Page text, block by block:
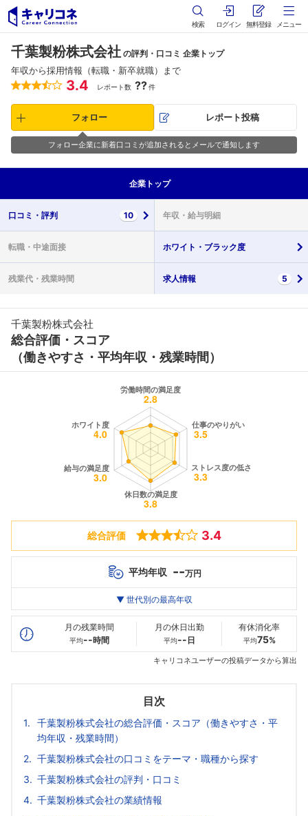
検索 ログイン 無料登録 メニュー
千葉製粉株式会社 の評判・口コミ 企業トップ
年収から採用情報（転職・新卒就職）まで
3.4 レポート数 ??件
フォロー レポート投稿
フォロー企業に新着口コミが追加されるとメールで通知します
企業 トップ
口コミ・ 評判 10 年収・ 給与明細
転職・ 中途面接 ホワイト・ ブラック度
残業代・ 残業時間 求人情報 5
千葉製粉株式会社
総合評価・スコア
（働きやすさ・平均年収・残業時間）
総合評価 3.4
平均年収 --万円
最高年収
20代
--万
30代
--万
--万
▼ 世代別の最高年収
月の残業時間
平均--時間
月の休日出勤
平均-- 日
有休消化率
平均75%
キャリコネユーザーの投稿データから算出
目次
千葉製粉株式会社の総合評価・スコア（働きやすさ・平
均年収・残業時間）
千葉製粉株式会社の口コミをテーマ・職種から探す
千葉製粉株式会社の評判・口コミ
千葉製粉株式会社の業績情報